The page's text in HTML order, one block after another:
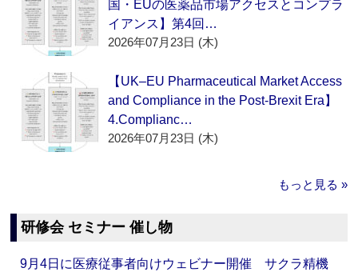
国・EUの医薬品市場アクセスとコンプラ
イアンス】第4回…
2026年07月23日 (木)
【UK–EU Pharmaceutical Market Access
and Compliance in the Post-Brexit Era】
4.Complianc…
2026年07月23日 (木)
もっと見る »
研修会 セミナー 催し物
9月4日に医療従事者向けウェビナー開催 サクラ精機